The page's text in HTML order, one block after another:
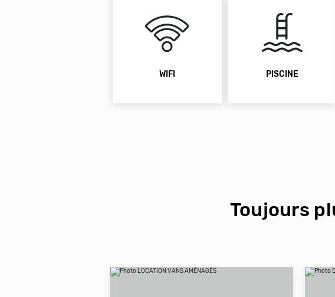
WIFI PISCINE
Toujours